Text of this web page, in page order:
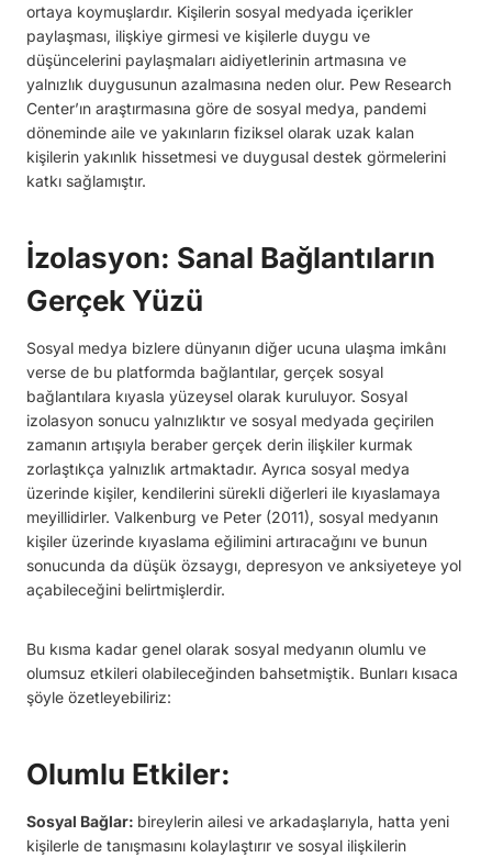
ortaya koymuşlardır. Kişilerin sosyal medyada içerikler
paylaşması, ilişkiye girmesi ve kişilerle duygu ve
düşüncelerini paylaşmaları aidiyetlerinin artmasına ve
yalnızlık duygusunun azalmasına neden olur. Pew Research
Center’ın araştırmasına göre de sosyal medya, pandemi
döneminde aile ve yakınların fiziksel olarak uzak kalan
kişilerin yakınlık hissetmesi ve duygusal destek görmelerini
katkı sağlamıştır.
İzolasyon: Sanal Bağlantıların
Gerçek Yüzü
Sosyal medya bizlere dünyanın diğer ucuna ulaşma imkânı
verse de bu platformda bağlantılar, gerçek sosyal
bağlantılara kıyasla yüzeysel olarak kuruluyor. Sosyal
izolasyon sonucu yalnızlıktır ve sosyal medyada geçirilen
zamanın artışıyla beraber gerçek derin ilişkiler kurmak
zorlaştıkça yalnızlık artmaktadır. Ayrıca sosyal medya
üzerinde kişiler, kendilerini sürekli diğerleri ile kıyaslamaya
meyillidirler. Valkenburg ve Peter (2011), sosyal medyanın
kişiler üzerinde kıyaslama eğilimini artıracağını ve bunun
sonucunda da düşük özsaygı, depresyon ve anksiyeteye yol
açabileceğini belirtmişlerdir.
Bu kısma kadar genel olarak sosyal medyanın olumlu ve
olumsuz etkileri olabileceğinden bahsetmiştik. Bunları kısaca
şöyle özetleyebiliriz:
Olumlu Etkiler:
Sosyal Bağlar: bireylerin ailesi ve arkadaşlarıyla, hatta yeni
kişilerle de tanışmasını kolaylaştırır ve sosyal ilişkilerin